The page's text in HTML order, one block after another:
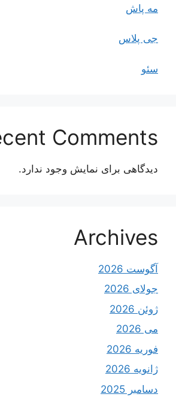
مه پاش
جی پلاس
سئو
Comments
دیدگاهی برای نمایش وجود ندارد.
Archives
آگوست 2026
جولای 2026
ژوئن 2026
می 2026
فوریه 2026
ژانویه 2026
دسامبر 2025